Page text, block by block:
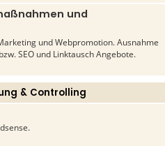
und
und Webpromotion. Ausnahme
SEO und Linktausch Angebote.
& Controlling